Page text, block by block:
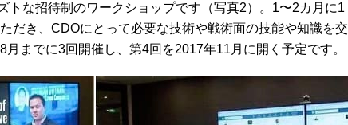
な招待制のワークショップです（写真2）。1〜2カ月に1
だき、CDOにとって必要な技術や戦術面の技能や知識を交
までに3回開催し、第4回を2017年11月に開く予定です。